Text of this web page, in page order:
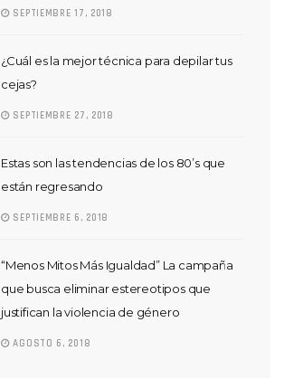
SEPTIEMBRE 17, 2018
¿Cuál es la mejor técnica para depilar tus
cejas?
SEPTIEMBRE 27, 2018
Estas son las tendencias de los 80’s que
están regresando
SEPTIEMBRE 6, 2018
“Menos Mitos Más Igualdad” La campaña
que busca eliminar estereotipos que
justifican la violencia de género
AGOSTO 6, 2018